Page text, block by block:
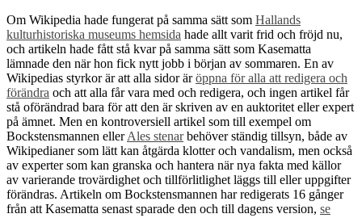
Om Wikipedia hade fungerat på samma sätt som Hallands
kulturhistoriska museums hemsida hade allt varit frid och fröjd nu,
och artikeln hade fått stå kvar på samma sätt som Kasematta
lämnade den när hon fick nytt jobb i början av sommaren. En av
Wikipedias styrkor är att alla sidor äröppna för alla att redigera och
förändra och att alla får vara med och redigera, och ingen artikel får
stå oförändrad bara för att den är skriven av en auktoritet eller expert
på ämnet. Men en kontroversiell artikel som till exempel om
Bockstensmannen ellerAles stenarbehöver ständig tillsyn, både av
Wikipedianer som lätt kan åtgärda klotter och vandalism, men också
av experter som kan granska och hantera när nya fakta med källor
av varierande trovärdighet och tillförlitlighet läggs till eller uppgifter
förändras. Artikeln om Bockstensmannen har redigerats 16 gånger
från att Kasematta senast sparade den och till dagens version, se